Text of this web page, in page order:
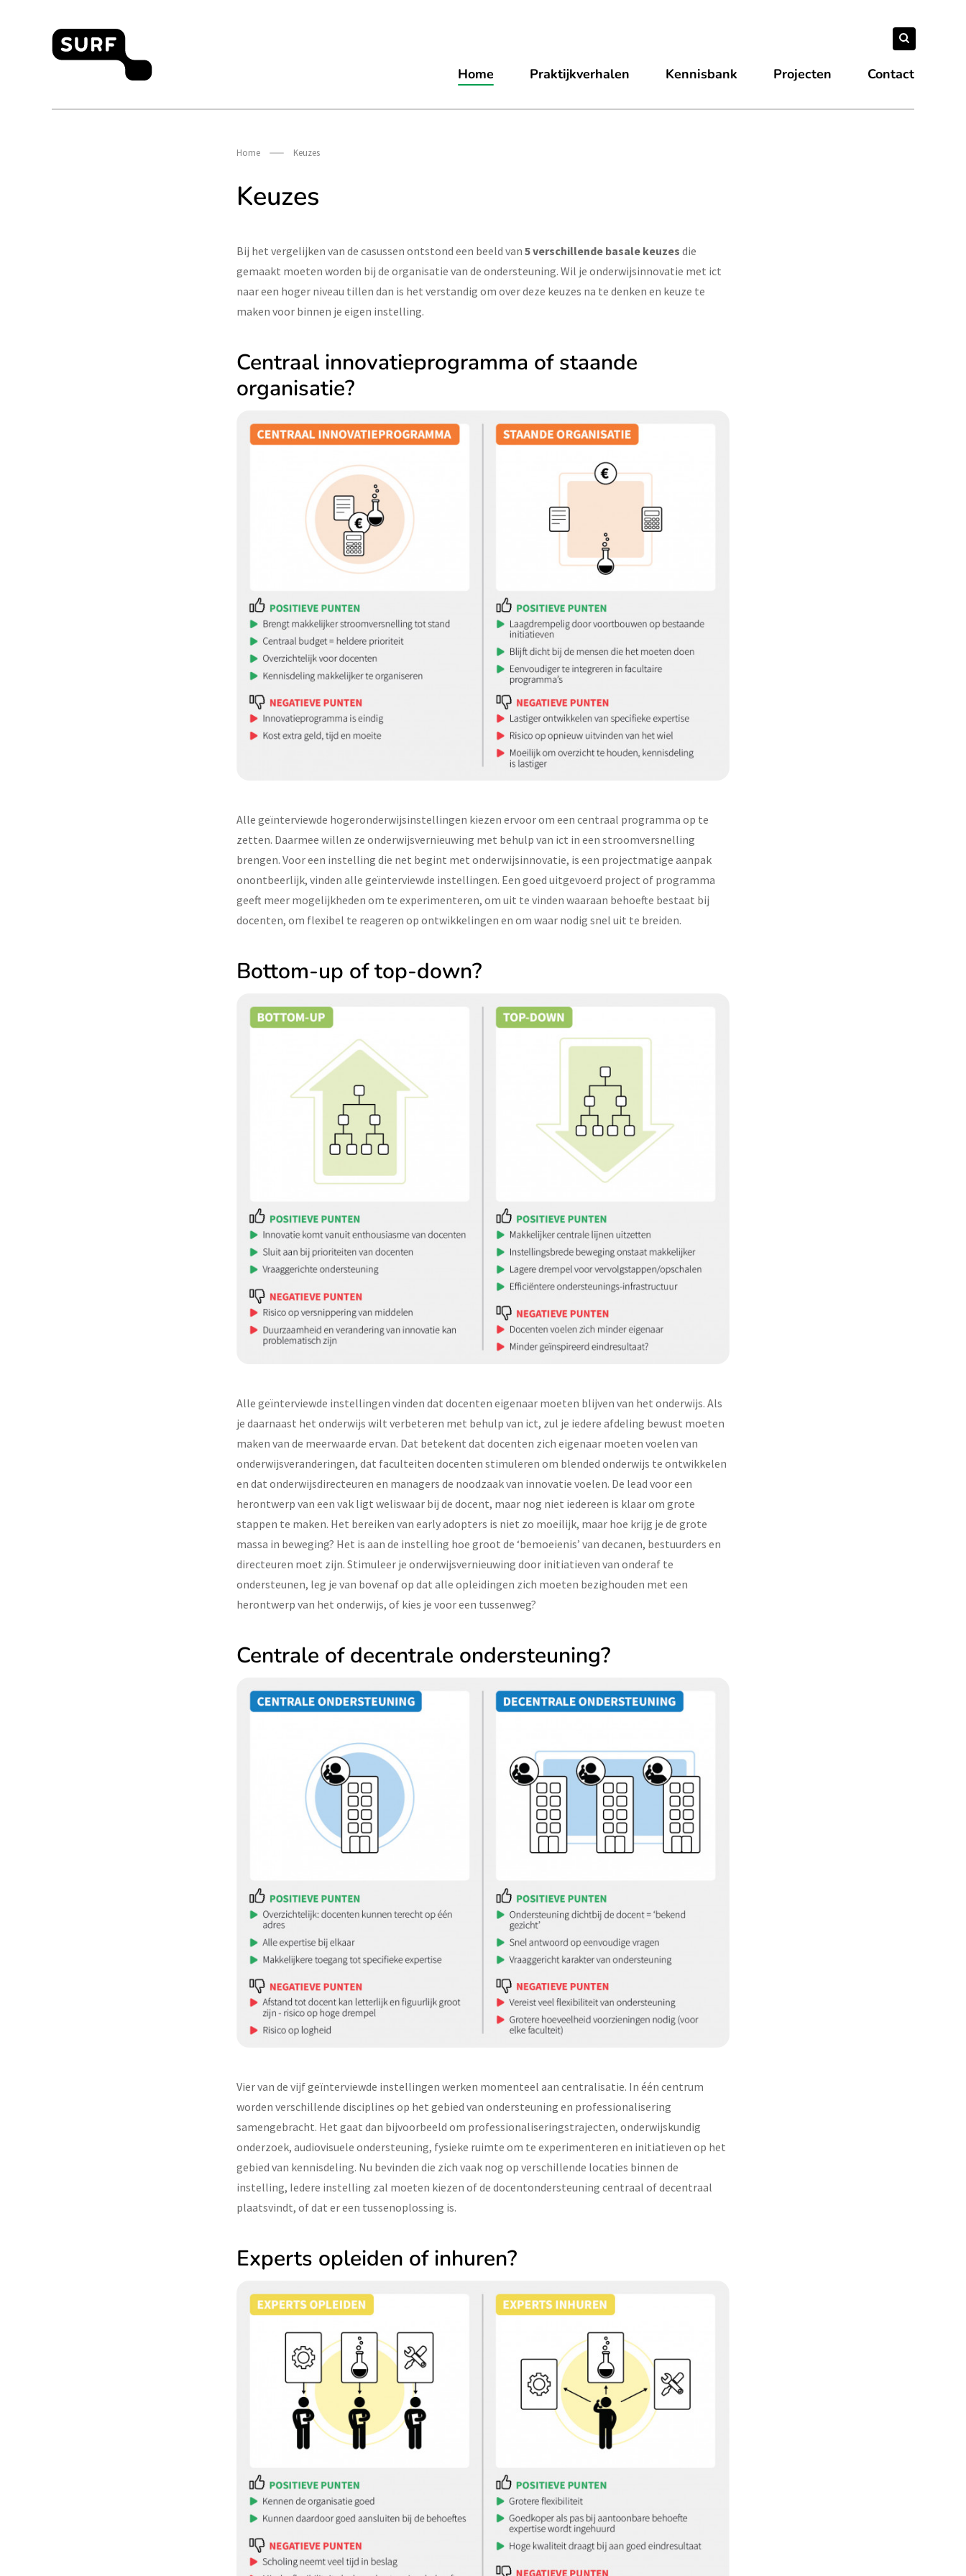
Open Online Onderwijs
Zoeken
naar:Zoeken
Home Praktijkverhalen Kennisbank Projecten Contact
Home Keuzes
Keuzes
Bij het vergelijken van de casussen ontstond een beeld van 5 verschillende basale keuzes die
gemaakt moeten worden bij de organisatie van de ondersteuning. Wil je onderwijsinnovatie met ict
naar een hoger niveau tillen dan is het verstandig om over deze keuzes na te denken en keuze te
maken voor binnen je eigen instelling.
Centraal innovatieprogramma of staande
organisatie?
Alle geïnterviewde hogeronderwijsinstellingen kiezen ervoor om een centraal programma op te
zetten. Daarmee willen ze onderwijsvernieuwing met behulp van ict in een stroomversnelling
brengen. Voor een instelling die net begint met onderwijsinnovatie, is een projectmatige aanpak
onontbeerlijk, vinden alle geïnterviewde instellingen. Een goed uitgevoerd project of programma
geeft meer mogelijkheden om te experimenteren, om uit te vinden waaraan behoefte bestaat bij
docenten, om flexibel te reageren op ontwikkelingen en om waar nodig snel uit te breiden.
Bottom-up of top-down?
Alle geïnterviewde instellingen vinden dat docenten eigenaar moeten blijven van het onderwijs. Als
je daarnaast het onderwijs wilt verbeteren met behulp van ict, zul je iedere afdeling bewust moeten
maken van de meerwaarde ervan. Dat betekent dat docenten zich eigenaar moeten voelen van
onderwijsveranderingen, dat faculteiten docenten stimuleren om blended onderwijs te ontwikkelen
en dat onderwijsdirecteuren en managers de noodzaak van innovatie voelen. De lead voor een
herontwerp van een vak ligt weliswaar bij de docent, maar nog niet iedereen is klaar om grote
stappen te maken. Het bereiken van early adopters is niet zo moeilijk, maar hoe krijg je de grote
massa in beweging? Het is aan de instelling hoe groot de ‘bemoeienis’ van decanen, bestuurders en
directeuren moet zijn. Stimuleer je onderwijsvernieuwing door initiatieven van onderaf te
ondersteunen, leg je van bovenaf op dat alle opleidingen zich moeten bezighouden met een
herontwerp van het onderwijs, of kies je voor een tussenweg?
Centrale of decentrale ondersteuning?
Vier van de vijf geïnterviewde instellingen werken momenteel aan centralisatie. In één centrum
worden verschillende disciplines op het gebied van ondersteuning en professionalisering
samengebracht. Het gaat dan bijvoorbeeld om professionaliseringstrajecten, onderwijskundig
onderzoek, audiovisuele ondersteuning, fysieke ruimte om te experimenteren en initiatieven op het
gebied van kennisdeling. Nu bevinden die zich vaak nog op verschillende locaties binnen de
instelling, Iedere instelling zal moeten kiezen of de docentondersteuning centraal of decentraal
plaatsvindt, of dat er een tussenoplossing is.
Experts opleiden of inhuren?